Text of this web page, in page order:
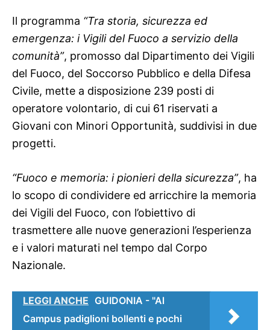
Il programma “Tra storia, sicurezza ed
emergenza: i Vigili del Fuoco a servizio della
comunità”, promosso dal Dipartimento dei Vigili
del Fuoco, del Soccorso Pubblico e della Difesa
Civile, mette a disposizione 239 posti di
operatore volontario, di cui 61 riservati a
Giovani con Minori Opportunità, suddivisi in due
progetti.
“Fuoco e memoria: i pionieri della sicurezza”, ha
lo scopo di condividere ed arricchire la memoria
dei Vigili del Fuoco, con l’obiettivo di
trasmettere alle nuove generazioni l’esperienza
e i valori maturati nel tempo dal Corpo
Nazionale.
LEGGI ANCHE GUIDONIA - "Al
Campus padiglioni bollenti e pochi